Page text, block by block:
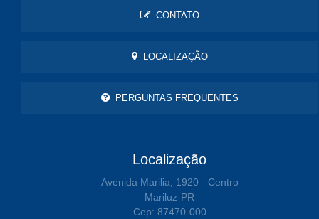
CONTATO
LOCALIZAÇÃO
PERGUNTAS FREQUENTES
Localização
Avenida Marilia, 1920 - Centro
Mariluz-PR
Cep: 87470-000